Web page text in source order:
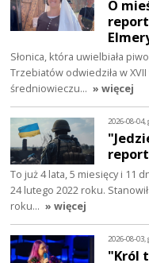
O
Słonica, która uwielbiała
Trzebiatów odwiedziła w
średniowieczu… » więcej
2026-08-
To już 4 lata, 5 miesięcy i 11
24 lutego 2022 roku.
roku… » więcej
2026-08-
"Król